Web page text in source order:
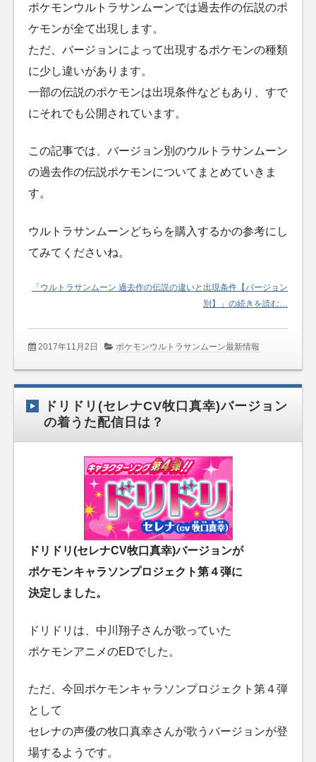
ポケモンウルトラサンムーンでは過去作の伝説のポ
ケモンが全て出現します。
ただ、バージョンによって出現するポケモンの種類
に少し違いがあります。
一部の伝説のポケモンは出現条件などもあり、すで
にそれでも公開されています。
この記事では、バージョン別のウルトラサンムーン
の過去作の伝説ポケモンについてまとめていきま
す。
ウルトラサンムーンどちらを購入するかの参考にし
てみてくださいね。
「ウルトラサンムーン 過去作の伝説の違いと出現条件【バージョン
別】」の続きを読む…
2017年11月2日 ポケモンウルトラサンムーン最新情報
ドリドリ(セレナCV牧口真幸)バージョン
の着うた配信日は？
ドリドリ(セレナCV牧口真幸)バージョンが
ポケモンキャラソンプロジェクト第４弾に
決定しました。
ドリドリは、中川翔子さんが歌っていた
ポケモンアニメのEDでした。
ただ、今回ポケモンキャラソンプロジェクト第４弾
として
セレナの声優の牧口真幸さんが歌うバージョンが登
場するようです。